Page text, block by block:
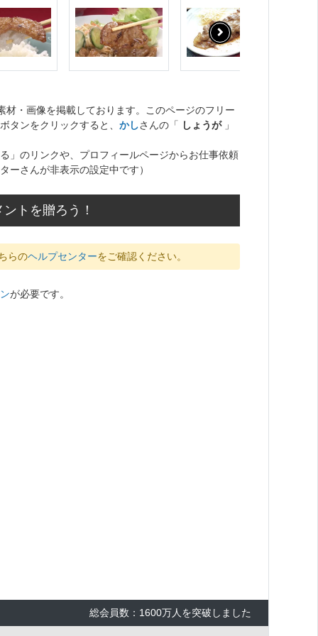
・画像を掲載しております。このページのフリー
タンをクリックすると、 かしさんの「 しょうが」
」のリンクや、プロフィールページからお仕事依頼
ーさんが非表示の設定中です）
トを贈ろう！
らのヘルプセンターをご確認ください。
が必要です。
総会員数：1600万人を突破しました